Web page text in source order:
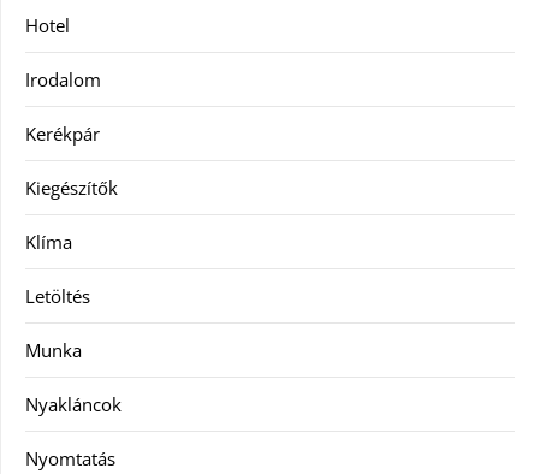
Hotel
Irodalom
Kerékpár
Kiegészítők
Klíma
Letöltés
Munka
Nyakláncok
Nyomtatás